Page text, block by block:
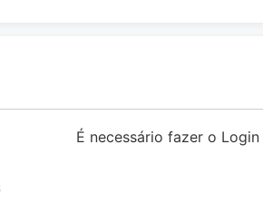
É necessário fazer o